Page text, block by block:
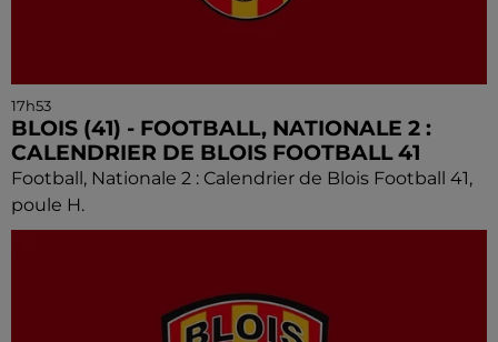
17h53
BLOIS (41) - FOOTBALL, NATIONALE 2 :
CALENDRIER DE BLOIS FOOTBALL 41
Football, Nationale 2 : Calendrier de Blois Football 41,
poule H.